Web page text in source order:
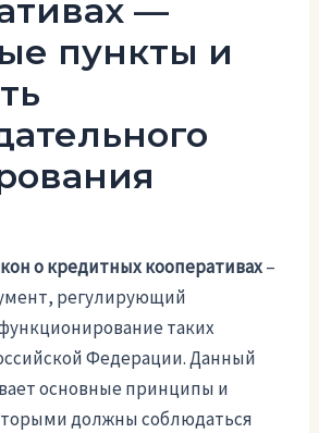
—
пункты и
о кредитных кооперативах–
регулирующий
таких
Федерации. Данный
основные принципы и
должны соблюдаться